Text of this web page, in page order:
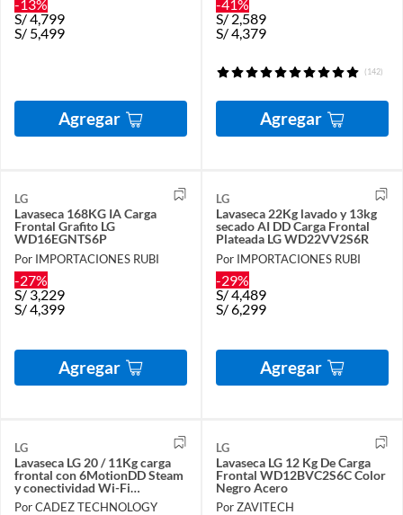
-13%
S/4,799
S/ 5,499
Agregar
-41%
S/ 2,589
S/4,379
(142)
Agregar
LG
Lavaseca 168KG IA Carga
Frontal Grafito LG
WD16EGNTS6P
Por IMPORTACIONES RUBI
-27%
S/3,229
S/4,399
Agregar
LG
Lavaseca 22Kg lavado y 13kg
secado AI DD Carga Frontal
Plateada LG WD22VV2S6R
Por IMPORTACIONES RUBI
-29%
S/4,489
S/6,299
Agregar
LG
Lavaseca LG 20 / 11Kg carga
frontal con 6MotionDD Steam
y conectividad Wi-Fi
WD20VV2S6 Plata
Por CADEZ TECHNOLOGY
LG
Lavaseca LG 12 Kg De Carga
Frontal WD12BVC2S6C Color
Negro Acero
Por ZAVITECH